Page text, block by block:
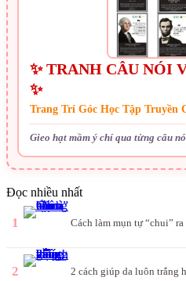
✨ TRANH CÂU NÓI
✨
Trang Trí Góc Học Tập Truyền
Gieo hạt mầm ý chí qua từng câu
Đọc nhiều nhất
1 Cách làm mụn tự “chui”
2 2 cách giúp da luôn trắng